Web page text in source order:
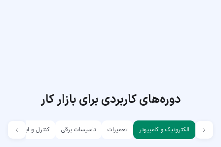
دوره‌های کاربردی برای بازار کار
الکترونیک و کامپیوتر تعمیرات تاسیسات برقی کنترل و ابزار دقیق